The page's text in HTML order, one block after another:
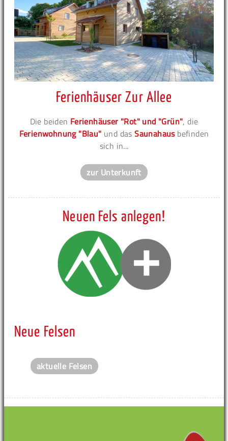
Ferienhäuser Zur Allee
Die beiden Ferienhäuser "Rot" und "Grün", die
Ferienwohnung "Blau" und dasSaunahausbefinden
sich in...
zur Unterkunft
Neuen Fels anlegen!
Neue Felsen
aktuelle Felsen